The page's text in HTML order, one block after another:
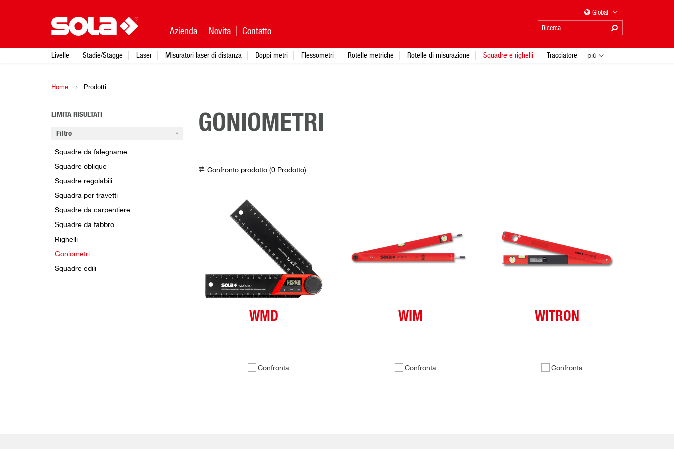
Home Prodotti
LIMITA RISULTATI
Filtro
Squadre da falegname
Squadre oblique
Squadre regolabili
Squadra per travetti
Squadre da carpentiere
Squadre da fabbro
Righelli
Goniometri
Squadre edili
GONIOMETRI
Confronto prodotto (0 Prodotto)
WMD
Confronta
WIM
Confronta
WITRON
Confronta
Azienda Novita Contatto
Global
Livelle Stadie/Stagge Laser Misuratori laser di distanza Doppi metri Flessometri Rotelle metriche Rotelle di misurazione Squadre e righelli Tracciatore più